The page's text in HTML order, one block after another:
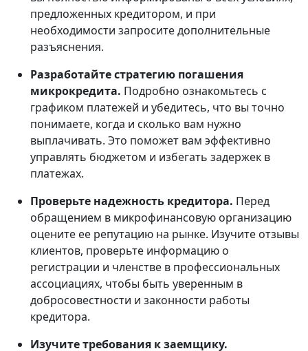
предложенных кредитором, и при
необходимости запросите дополнительные
разъяснения.
Разработайте стратегию погашения
микрокредита. Подробно ознакомьтесь с
графиком платежей и убедитесь, что вы точно
понимаете, когда и сколько вам нужно
выплачивать. Это поможет вам эффективно
управлять бюджетом и избегать задержек в
платежах.
Проверьте надежность кредитора. Перед
обращением в микрофинансовую организацию
оцените ее репутацию на рынке. Изучите отзывы
клиентов, проверьте информацию о
регистрации и членстве в профессиональных
ассоциациях, чтобы быть уверенным в
добросовестности и законности работы
кредитора.
Изучите требования к заемщику.